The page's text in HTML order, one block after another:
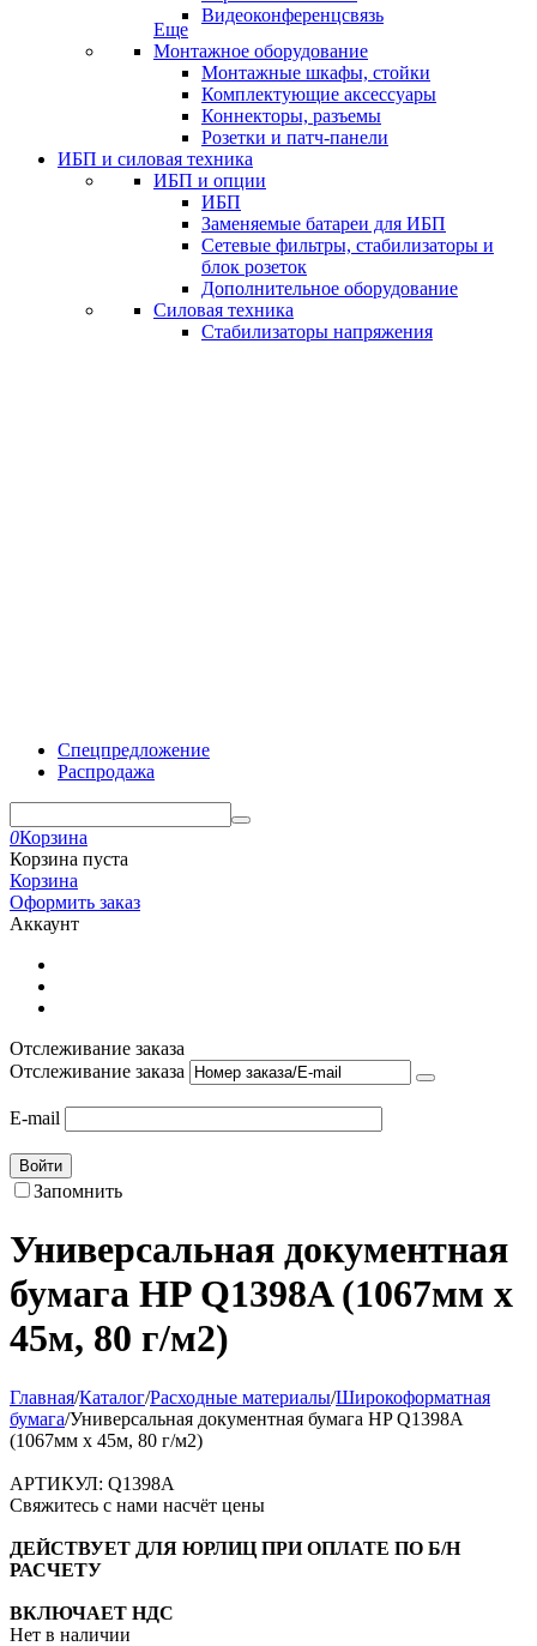
Видеоконференцсвязь
Еще
Монтажное оборудование
Монтажные шкафы, стойки
Комплектующие аксессуары
Коннекторы, разъемы
Розетки и патч-панели
ИБП и силовая техника
ИБП и опции
ИБП
Заменяемые батареи для ИБП
Сетевые фильтры, стабилизаторы и
блок розеток
Дополнительное оборудование
Силовая техника
Стабилизаторы напряжения
Спецпредложение
Распродажа
0Корзина
Корзина пуста
Корзина
Оформить заказ
Аккаунт
Отслеживание заказа
Отслеживание заказа
E-mail
Войти
Запомнить
Универсальная документная
бумага HP Q1398A (1067мм х
45м, 80 г/м2)
Главная/Каталог/Расходные материалы/Широкоформатная
бумага/Универсальная документная бумага HP Q1398A
(1067мм х 45м, 80 г/м2)
АРТИКУЛ: Q1398A
Свяжитесь с нами насчёт цены
ДЕЙСТВУЕТ ДЛЯ ЮРЛИЦ ПРИ ОПЛАТЕ ПО Б/Н
РАСЧЕТУ
ВКЛЮЧАЕТ НДС
Нет в наличии